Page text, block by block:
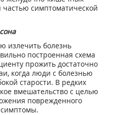
симптоматической
излечить болезнь
построенная схема
прожить достаточно
когда люди с болезнью
старости. В редких
вмешательство с целью
поврежденного